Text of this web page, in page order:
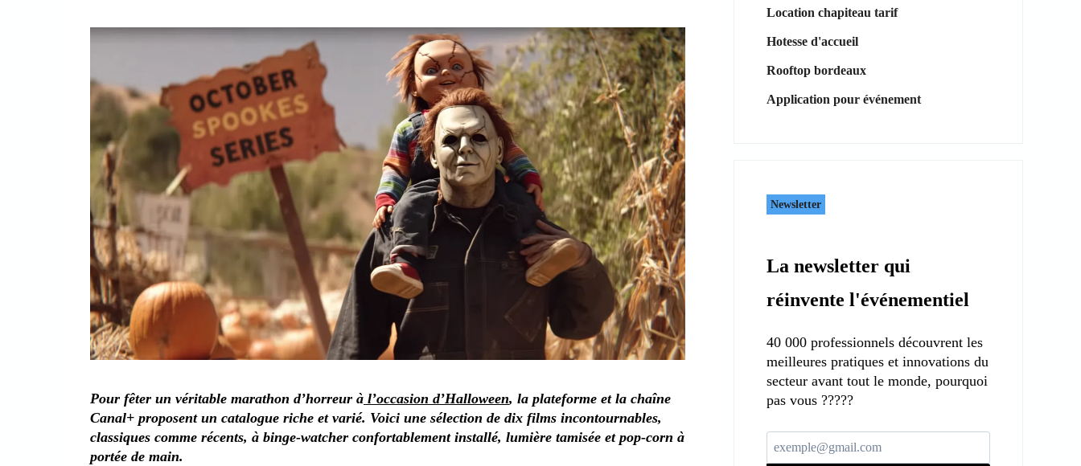
Pour fêter un véritable marathon d’horreur à l’occasion d’Halloween, la plateforme et la chaîne
Canal+ proposent un catalogue riche et varié. Voici une sélection de dix films incontournables,
classiques comme récents, à binge-watcher confortablement installé, lumière tamisée et pop-corn à
portée de main.
Location chapiteau tarif
Hotesse d'accueil
Rooftop bordeaux
Application pour événement
Newsletter
La newsletter qui
réinvente l'événementiel
40 000 professionnels découvrent les
meilleures pratiques et innovations du
secteur avant tout le monde, pourquoi
pas vous ?????